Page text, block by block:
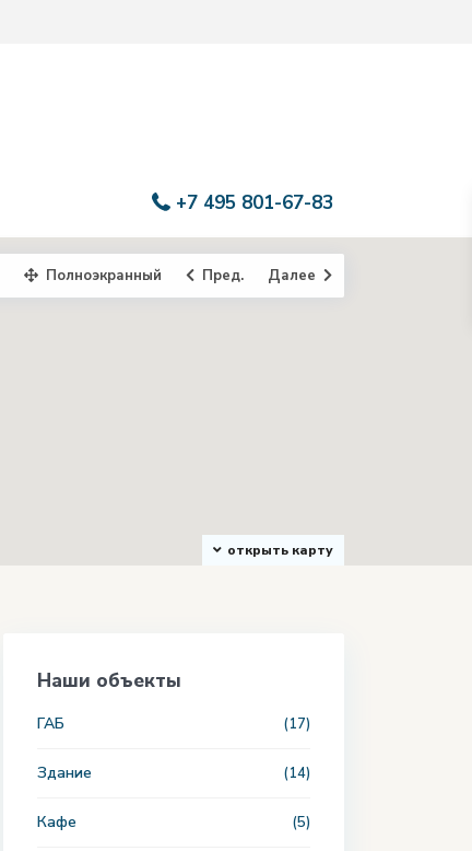
+7 495 801-67-83
открыть карту
Полноэкранный Пред. Далее
Наши объекты
ГАБ (17)
Здание (14)
Кафе (5)